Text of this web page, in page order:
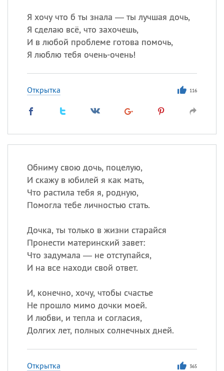
Я хочу что б ты знала — ты лучшая дочь,
Я сделаю всё, что захочешь,
И в любой проблеме готова помочь,
Я люблю тебя очень-очень!
Открытка 116
Обниму свою дочь, поцелую,
И скажу в юбилей я как мать,
Что растила тебя я, родную,
Помогла тебе личностью стать.
Дочка, ты только в жизни старайся
Пронести материнский завет:
Что задумала — не отступайся,
И на все находи свой ответ.
И, конечно, хочу, чтобы счастье
Не прошло мимо дочки моей.
И любви, и тепла и согласия,
Долгих лет, полных солнечных дней.
Открытка 365